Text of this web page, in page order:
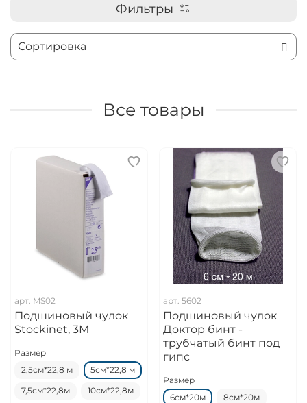
Фильтры
Все товары
арт. MS02
Подшиновый чулок
Stockinet, 3М
Размер
2,5см*22,8 м
5см*22,8 м
7,5см*22,8м 10см*22,8м
арт. 5602
Подшиновый чулок
Доктор бинт -
трубчатый бинт под
гипс
Размер
6см*20м
8см*20м